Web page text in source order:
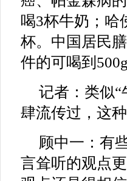
喝3杯牛奶；哈
杯。中国居民
件的可喝到500g
记者：类似“
肆流传过，这
顾中一：有
言耸听的观点